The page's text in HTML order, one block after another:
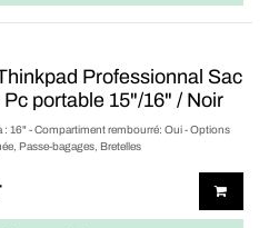
Professionnal Sac
portable 15"/16" / Noir
: 16" - Compartiment rembourré: Oui - Options
Passe-bagages, Bretelles